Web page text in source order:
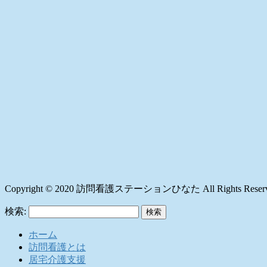
Copyright © 2020 訪問看護ステーションひなた All Rights
検索:
ホーム
訪問看護とは
居宅介護支援